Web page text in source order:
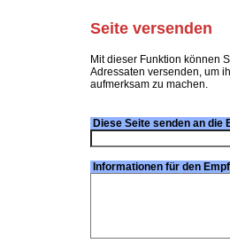
Seite versenden
Mit dieser Funktion können
Adressaten versenden, um
aufmerksam zu machen.
Diese Seite senden an die
Informationen für den